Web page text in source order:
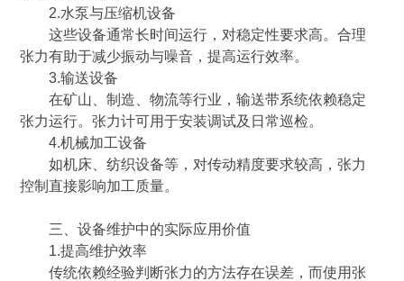
2.水泵与压缩机设备
这些设备通常长时间运行，对稳定性要求高。合理
张力有助于减少振动与噪音，提高运行效率。
3.输送设备
在矿山、制造、物流等行业，输送带系统依赖稳定
张力运行。张力计可用于安装调试及日常巡检。
4.机械加工设备
如机床、纺织设备等，对传动精度要求较高，张力
控制直接影响加工质量。
三、设备维护中的实际应用价值
1.提高维护效率
传统依赖经验判断张力的方法存在误差，而使用张